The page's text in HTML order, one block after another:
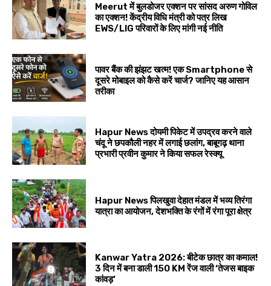
Meerut में बुलडोजर एक्शन पर सांसद अरुण गोविल
का एक्शन! केंद्रीय विधि मंत्री को पत्र लिख
EWS/LIG परिवारों के लिए मांगी नई नीति
पावर बैंक की झंझट खत्म! एक Smartphone से
दूसरे मोबाइल को कैसे करें चार्ज? जानिए यह आसान
तरीका
Hapur News दोयमी पिकेट में उपद्रव करने वाले
चंदू ने छपकौली नहर में लगाई छलांग, बाबूगढ़ थाना
प्रभारी प्रवीन कुमार ने किया सफल रेस्क्यू
Hapur News पिलखुवा देहात मंडल में भव्य तिरंगा
यात्रा का आयोजन, देशभक्ति के रंगों में रंगा पूरा क्षेत्र
Kanwar Yatra 2026: बीटेक छात्र का कमाल!
3 दिन में बना डाली 150 KM रेंज वाली ‘तेजस बाइक
कांवड़’